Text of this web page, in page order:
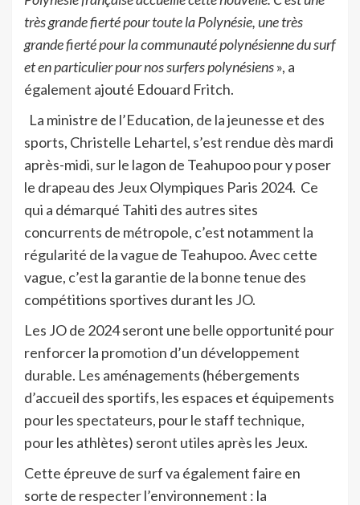
très grande fierté pour toute la Polynésie, une très
grande fierté pour la communauté polynésienne du surf
et en particulier pour nos surfers polynésiens», a
également ajouté Edouard Fritch.
La ministre de l’Education, de la jeunesse et des
sports, Christelle Lehartel, s’est rendue dès mardi
après-midi, sur le lagon de Teahupoo pour y poser
le drapeau des Jeux Olympiques Paris 2024. Ce
qui a démarqué Tahiti des autres sites
concurrents de métropole, c’est notamment la
régularité de la vague de Teahupoo. Avec cette
vague, c’est la garantie de la bonne tenue des
compétitions sportives durant les JO.
Les JO de 2024 seront une belle opportunité pour
renforcer la promotion d’un développement
durable. Les aménagements (hébergements
d’accueil des sportifs, les espaces et équipements
pour les spectateurs, pour le staff technique,
pour les athlètes) seront utiles après les Jeux.
Cette épreuve de surf va également faire en
sorte de respecter l’environnement : la